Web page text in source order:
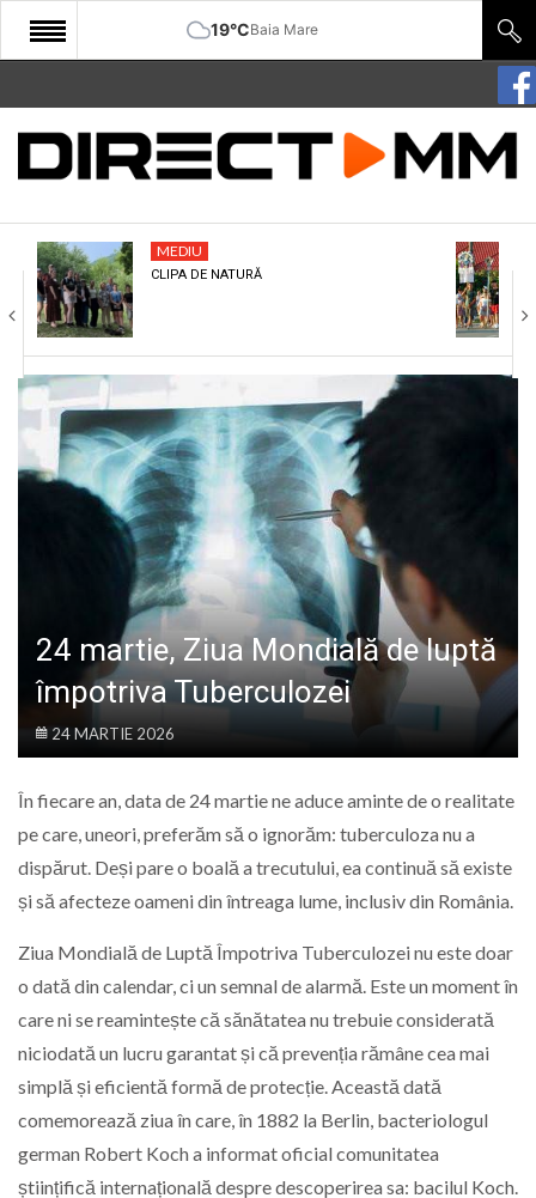
19°CBaia Mare
START
COMUNITATE
CULTURA
ECONOMIE
SANATATE
SPORT
SPECIAL
POLITIC
MEDIU
CLIPA DE NATURĂ
24 martie, Ziua Mondială de luptă
împotriva Tuberculozei
24 MARTIE 2026
În fiecare an, data de 24 martie ne aduce aminte de o realitate
pe care, uneori, preferăm să o ignorăm: tuberculoza nu a
dispărut. Deși pare o boală a trecutului, ea continuă să existe
și să afecteze oameni din întreaga lume, inclusiv din România.
Ziua Mondială de Luptă Împotriva Tuberculozei nu este doar
o dată din calendar, ci un semnal de alarmă. Este un moment în
care ni se reamintește că sănătatea nu trebuie considerată
niciodată un lucru garantat și că prevenția rămâne cea mai
simplă și eficientă formă de protecție. Această dată
comemorează ziua în care, în 1882 la Berlin, bacteriologul
german Robert Koch a informat oficial comunitatea
științifică internațională despre descoperirea sa: bacilul Koch.